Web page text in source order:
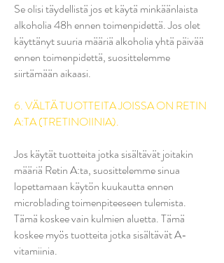
Se olisi täydellistä jos et käytä minkäänlaista
alkoholia 48h ennen toimenpidettä. Jos olet
käyttänyt suuria määriä alkoholia yhtä päivää
ennen toimenpidettä, suosittelemme
siirtämään aikaasi.
6. VÄLTÄ TUOTTEITA JOISSA ON RETIN
A:TA (TRETINOIINIA).
Jos käytät tuotteita jotka sisältävät joitakin
määriä Retin A:ta, suosittelemme sinua
lopettamaan käytön kuukautta ennen
microblading toimenpiteeseen tulemista.
Tämä koskee vain kulmien aluetta. Tämä
koskee myös tuotteita jotka sisältävät A-
vitamiinia.